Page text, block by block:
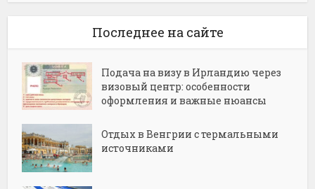
Последнее на сайте
Подача на визу в Ирландию через
визовый центр: особенности
оформления и важные нюансы
Отдых в Венгрии с термальными
источниками